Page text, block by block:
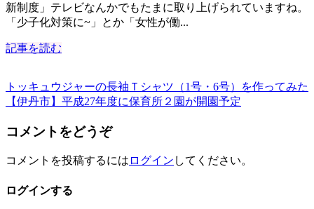
新制度」テレビなんかでもたまに取り上げられていますね。
「少子化対策に~」とか「女性が働...
記事を読む
トッキュウジャーの長袖Ｔシャツ（1号・6号）を作ってみた
【伊丹市】平成27年度に保育所２園が開園予定
コメントをどうぞ
コメントを投稿するには ログイン してください。
ログインする